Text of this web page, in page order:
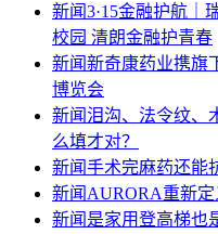
新闻3·15金融护航｜
校园 清朗金融护青春
新闻新奇康药业携旗
博览会
新闻 泪沟、法令纹、
么填才对？
新闻手术完麻药还能
新闻AURORA重新
新闻 是家用登高梯也